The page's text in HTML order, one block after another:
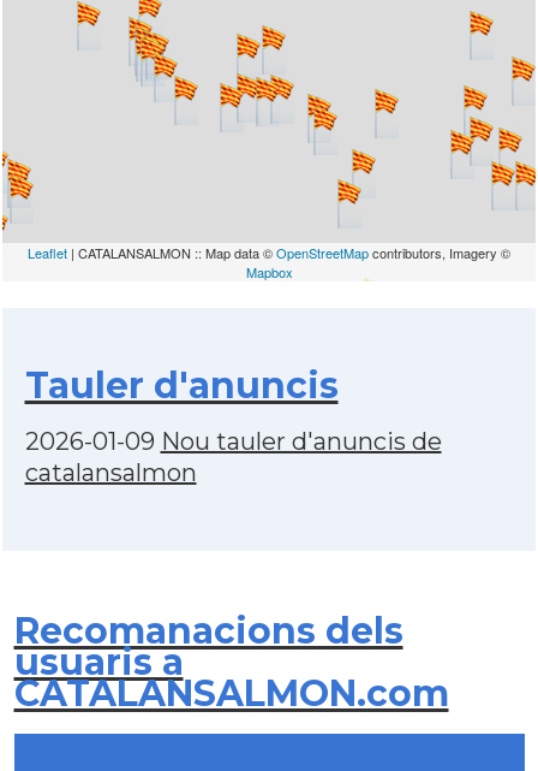
Leaflet | CATALANSALMON :: Map data ©OpenStreetMapcontributors, Imagery ©
Mapbox
Tauler d'anuncis
2026-01-09 Nou tauler d'anuncis de
catalansalmon
Recomanacions dels
usuaris a
CATALANSALMON.com